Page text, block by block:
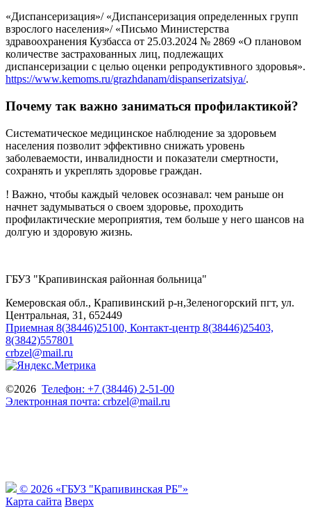
«Диспансеризация»/ «Диспансеризация определенных групп
взрослого населения»/ «Письмо Министерства
здравоохранения Кузбасса от 25.03.2024 № 2869 «О плановом
количестве застрахованных лиц, подлежащих
диспансеризации с целью оценки репродуктивного здоровья».
https://www.kemoms.ru/grazhdanam/dispanserizatsiya/.
Почему так важно заниматься профилактикой?
Систематическое медицинское наблюдение за здоровьем
населения позволит эффективно снижать уровень
заболеваемости, инвалидности и показатели смертности,
сохранять и укреплять здоровье граждан.
! Важно, чтобы каждый человек осознавал: чем раньше он
начнет задумываться о своем здоровье, проходить
профилактические мероприятия, тем больше у него шансов на
долгую и здоровую жизнь.
ГБУЗ "Крапивинская районная больница"
Кемеровская обл., Крапивинский р-н,Зеленогорский пгт, ул.
Центральная, 31, 652449
Приемная 8(38446)25100, Контакт-центр 8(38446)25403,
8(3842)557801
crbzel@mail.ru
©2026 Телефон: +7 (38446) 2-51-00
Электронная почта: crbzel@mail.ru
© 2026 «ГБУЗ "Крапивинская РБ"»
Карта сайта Вверх